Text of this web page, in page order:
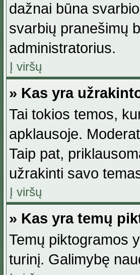
dažnai būna
svarbių pranešimų
administratorius.
Į viršų
» Kas yra
Tai tokios temos,
apklausoje.
Taip pat,
užrakinti savo
Į viršų
» Kas yra temų
Temų piktogramos
turinį. Galimybę